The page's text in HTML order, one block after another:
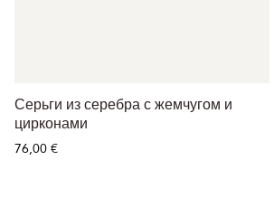
Серьги из серебра с жемчугом и
цирконами
76,00 €